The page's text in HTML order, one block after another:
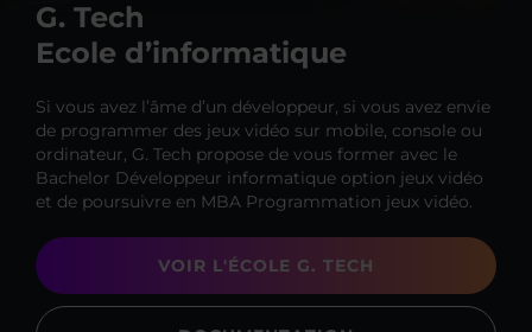
G. Tech
Ecole d’informatique
Si vous avez l’âme d’un développeur, si vous avez envie
de programmer des jeux vidéo sur mobile, console ou
ordinateur, G. Tech propose de vous former avec le
Bachelor Développeur informatique option jeux vidéo
et de poursuivre en MBA Programmation jeux vidéo.
VOIR L'ÉCOLE G. TECH